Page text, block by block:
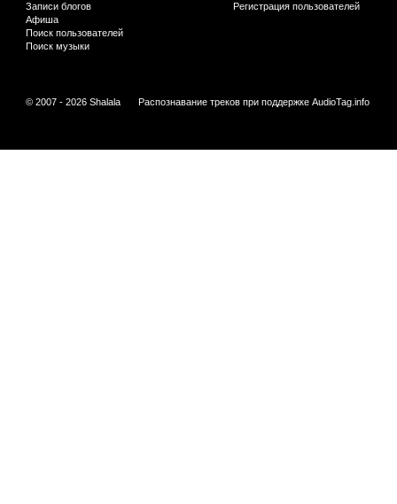
Записи блогов
Афиша
Поиск пользователей
Поиск музыки
Регистрация пользователей
© 2007 - 2026 Shalala Распознавание треков при поддержке AudioTag.info